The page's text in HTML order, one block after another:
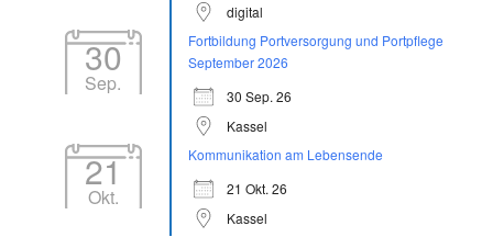
digital
30
Sep.
Fortbildung Portversorgung und Portpflege
September 2026
30 Sep. 26
Kassel
21
Okt.
Kommunikation am Lebensende
21 Okt. 26
Kassel